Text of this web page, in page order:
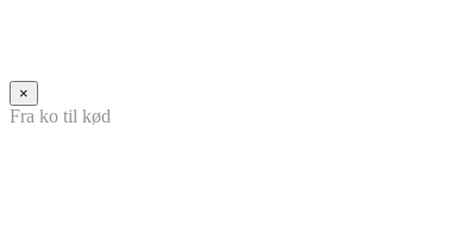
×
Fra ko til kød